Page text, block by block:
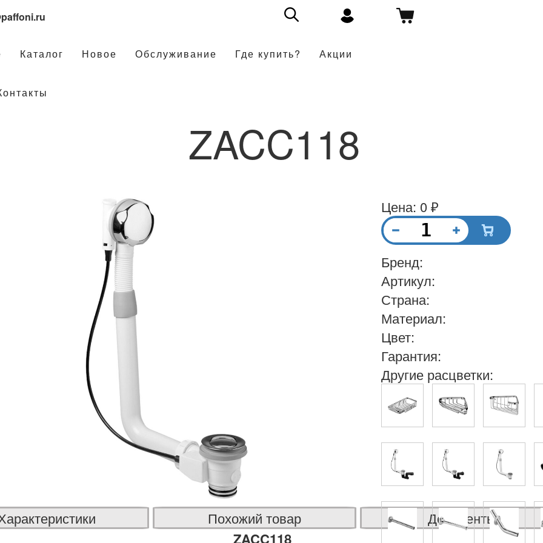
Каталог Новое Обслуживание Где купить? Акции
ZACC118
Похожий товар Документы
ZACC118
Цена: 0 ₽
Бренд:
Артикул:
Страна:
Материал:
Цвет:
Гарантия:
Другие расцветки: